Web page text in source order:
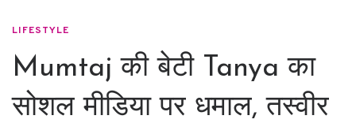
LIFESTYLE
Mumtaj की बेटी Tanya का
सोशल मीडिया पर धमाल, तस्वीर